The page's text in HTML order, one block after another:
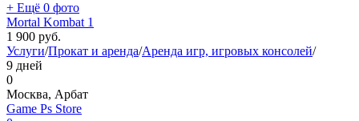
+ Ещё 0 фото
Mortal Kombat 1
1 900 руб.
Услуги/Прокат и аренда/Аренда игр, игровых консолей/
9 дней
0
Москва, Арбат
Game Ps Store